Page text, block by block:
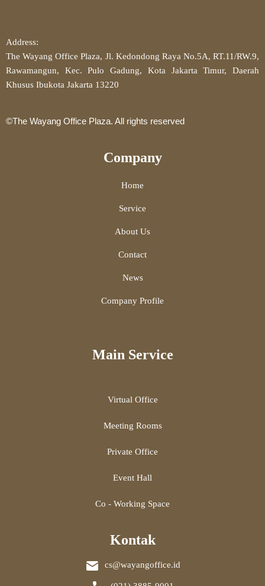
Address:
The Wayang Office Plaza, Jl. Kedondong Raya No.5A, RT.11/RW.9,
Rawamangun, Kec. Pulo Gadung, Kota Jakarta Timur, Daerah
Khusus Ibukota Jakarta 13220
©The Wayang Office Plaza. All rights reserved
Company
Home
Service
About Us
Contact
News
Company Profile
Main Service
Virtual Office
Meeting Rooms
Private Office
Event Hall
Co - Working Space
Kontak
cs@wayangoffice.id